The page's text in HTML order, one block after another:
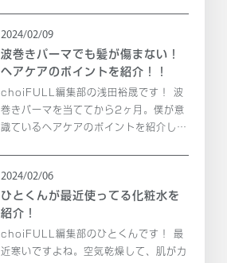
2024/02/09
波巻きパーマでも髪が傷まない！
ヘアケアのポイントを紹介！！
choiFULL編集部の浅田裕晟です！ 波
巻きパーマを当ててから2ヶ月。僕が意
識ているヘアケアのポイントを紹介しま
2024/02/06
ひとくんが最近使ってる化粧水を
紹介！
choiFULL編集部のひとくんです！ 最
近寒いですよね。空気乾燥して、肌がカ